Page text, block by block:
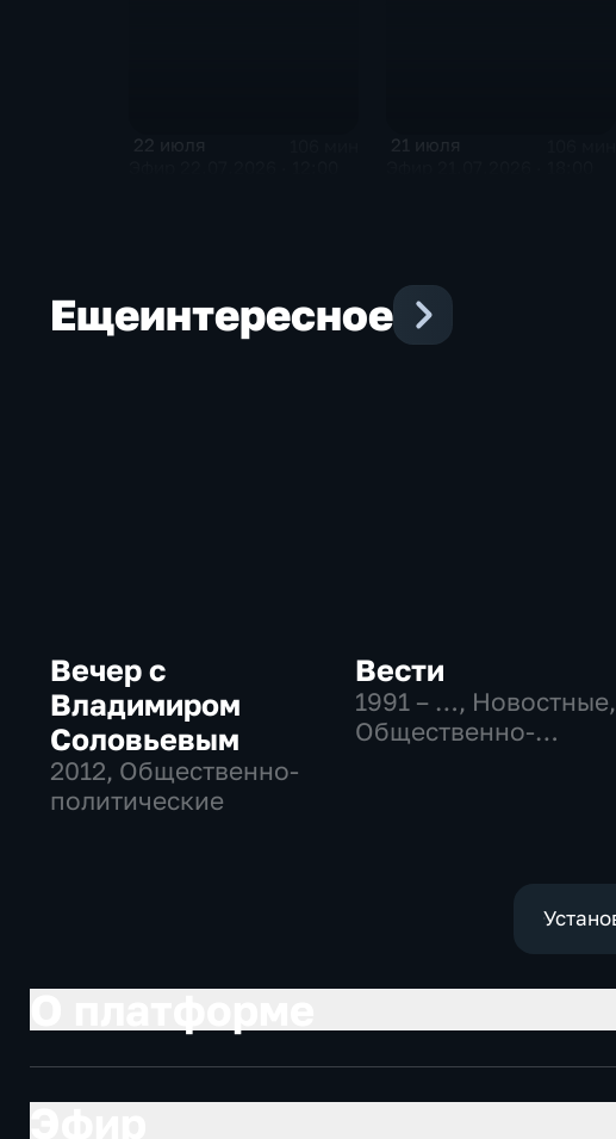
22 июля 21 июля
Ещеинтересное
Вечер с
Владимиром
Соловьевым
2012, Общественно-
политические
Вести
1991 – …, Новостные,
Общественно-